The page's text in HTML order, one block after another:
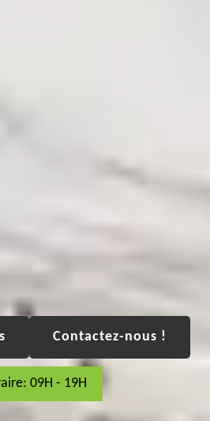
Contactez-nous !
09H - 19H